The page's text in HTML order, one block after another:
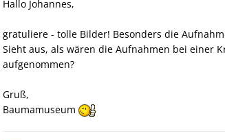
Hallo Johannes,
gratuliere - tolle Bilder! Besonders die
Sieht aus, als wären die Aufnahmen bei einer
aufgenommen?
Gruß,
Baumamuseum